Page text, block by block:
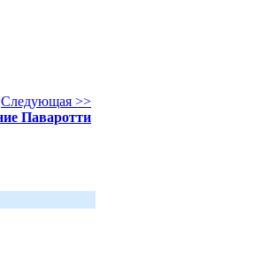
Следующая >>
Паваротти